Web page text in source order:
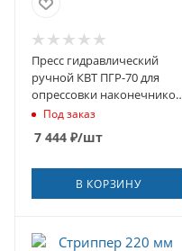
Пресс гидравлический
ручной КВТ ПГР-70 для
опрессовки наконечников
(52065)
Под заказ
7 444 ₽/шт
В КОРЗИНУ